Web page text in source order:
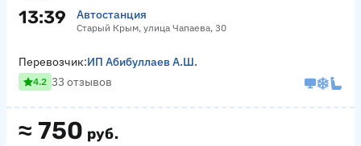
13:39 Автостанция
Старый Крым, улица Чапаева, 30
≈ 750 руб.
Перевозчик:ИП Абибуллаев А.Ш.
4.2 33 отзывов